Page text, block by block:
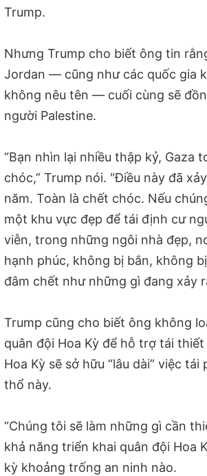
Trump.
Nhưng Trump cho biết ông tin
Jordan — cũng như các quốc gia
không nêu tên — cuối cùng sẽ
người Palestine.
“Bạn nhìn lại nhiều thập kỷ, Gaza
chóc,” Trump nói. "Điều này đã
năm. Toàn là chết chóc. Nếu
một khu vực đẹp để tái định cư
viễn, trong những ngôi nhà đẹp,
hạnh phúc, không bị bắn, không
đâm chết như những gì đang xảy
Trump cũng cho biết ông không
quân đội Hoa Kỳ để hỗ trợ tái thiết
Hoa Kỳ sẽ sở hữu “lâu dài” việc
thổ này.
“Chúng tôi sẽ làm những gì cần
khả năng triển khai quân đội Hoa
kỳ khoảng trống an ninh nào.